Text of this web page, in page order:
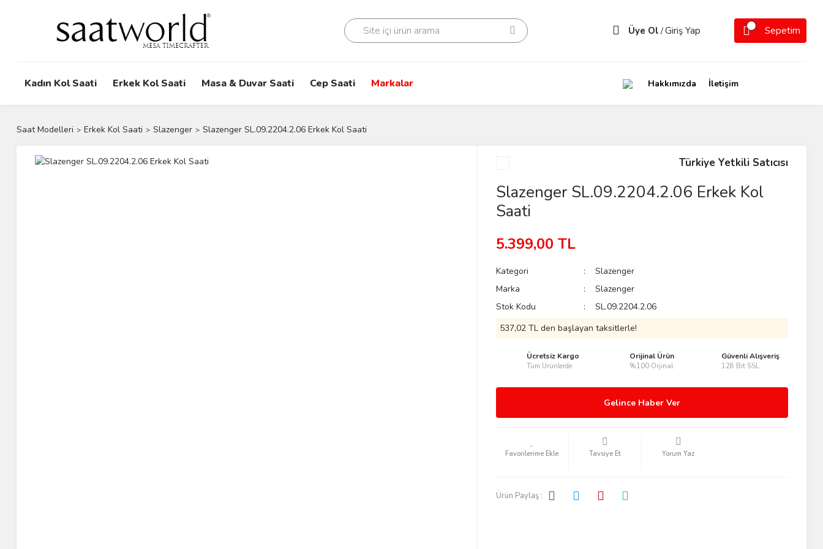
Üye Ol /Giriş Yap Sepetim
Kadın Kol Saati Erkek Kol Saati Masa & Duvar Saati Cep Saati Markalar Hakkımızda İletişim
Saat Modelleri Erkek Kol Saati Slazenger Slazenger SL.09.2204.2.06 Erkek Kol Saati
Türkiye Yetkili Satıcısı
Slazenger SL.09.2204.2.06 Erkek Kol
Saati
5.399,00 TL
Kategori
Slazenger
Marka
Slazenger
Stok Kodu
SL.09.2204.2.06
537,02 TL den başlayan taksitlerle!
Ücretsiz Kargo
Tüm Ürünlerde
Orijinal Ürün
%100 Orjinal
Güvenli Alışveriş
128 Bit SSL
Gelince Haber Ver
Tavsiye Et Yorum Yaz
Ürün Paylaş :